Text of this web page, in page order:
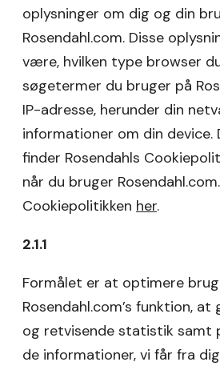
oplysninger om dig og din
Rosendahl.com. Disse
være, hvilken type browser
søgetermer du bruger på
IP-adresse, herunder din
informationer om din device.
finder Rosendahls
når du bruger
Cookiepolitikken her.
2.1.1
Formålet er at optimere
Rosendahl.com’s funktion,
og retvisende statistik samt
de informationer, vi får fra